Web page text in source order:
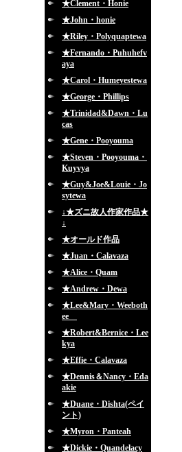
★Clement・Honie
★John・honie
★Riley・Polyquaptewa
★Fernando・Puhuhefv
aya
★Carol・Humeyestewa
★George・Phillips
★Trinidad&Dawn・Lu
cas
★Gene・Pooyouma
★Steven・Pooyouma・
Kuyvya
★Guy&Joe&Louie・Jo
sytewa
↓★ズニ故人作家作品★
↓
★オールド作品
★Juan・Calavaza
★Alice・Quam
★Andrew・Dewa
★Lee&Mary・Weeboth
ee
★Robert&Bernice・Lee
kya
★Effie・Calavaza
★Dennis＆Nancy・Eda
akie
★Duane・Dishta(ペイ
ント)
★Myron・Panteah
★Dickie・Quandelacy